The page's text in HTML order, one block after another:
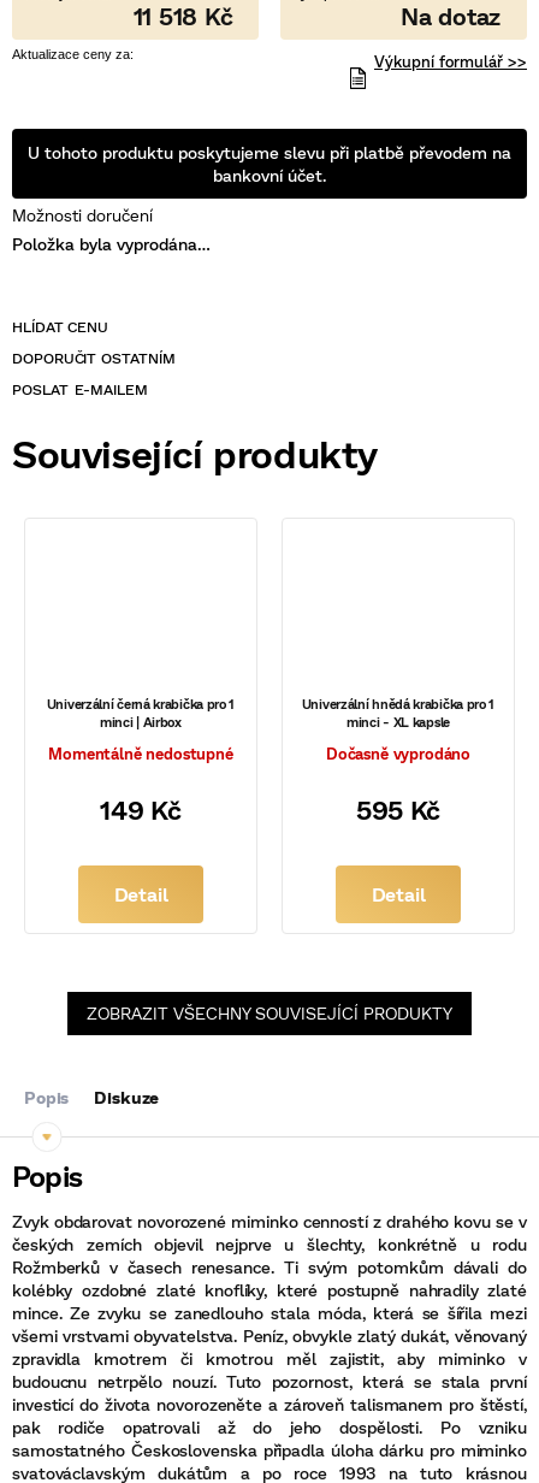
Možnosti doručení
Položka byla vyprodána…
POSLAT
11 518 Kč
Výkupní formulář >>
U tohoto produktu poskytujeme slevu při platbě převodem na
bankovní účet.
Související produkty
Univerzální černá krabička pro 1
minci | Airbox
Momentálně nedostupné
149 Kč
Detail
Univerzální hnědá krabička pro 1
minci - XL kapsle
Dočasně vyprodáno
595 Kč
Detail
ZOBRAZIT VŠECHNY SOUVISEJÍCÍ PRODUKTY
Popis Diskuze
Zvyk obdarovat novorozené miminko cenností z drahého kovu se v
českých zemích objevil nejprve u šlechty, konkrétně u rodu
Rožmberků v časech renesance. Ti svým potomkům dávali do
kolébky ozdobné zlaté knoflíky, které postupně nahradily zlaté
mince. Ze zvyku se zanedlouho stala móda, která se šířila mezi
všemi vrstvami obyvatelstva. Peníz, obvykle zlatý dukát, věnovaný
zpravidla kmotrem či kmotrou měl zajistit, aby miminko v
budoucnu netrpělo nouzí. Tuto pozornost, která se stala první
investicí do života novorozeněte a zároveň talismanem pro štěstí,
pak rodiče opatrovali až do jeho dospělosti. Po vzniku
samostatného Československa připadla úloha dárku pro miminko
svatováclavským dukátům a po roce 1993 na tuto krásnou